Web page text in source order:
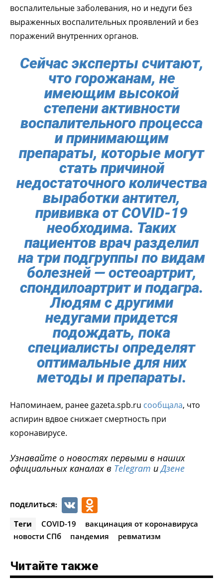
воспалительные заболевания, но и недуги без
выраженных воспалительных проявлений и без
поражений внутренних органов.
Сейчас эксперты считают,
что горожанам, не
имеющим высокой
степени активности
воспалительного процесса
и принимающим
препараты, которые могут
стать причиной
недостаточного количества
выработки антител,
прививка от COVID-19
необходима. Таких
пациентов врач разделил
на три подгруппы по видам
болезней — остеоартрит,
спондилоартрит и подагра.
Людям с другими
недугами придется
подождать, пока
специалисты определят
оптимальные для них
методы и препараты.
Напоминаем, ранее gazeta.spb.ru сообщала, что
аспирин вдвое снижает смертность при
коронавирусе.
Узнавайте о новостях первыми в наших
официальных каналах в Telegram иДзене
ПОДЕЛИТЬСЯ: VK
Теги COVID-19
вакцинация от коронавируса
новости СПб
пандемия ревматизм
Читайте также